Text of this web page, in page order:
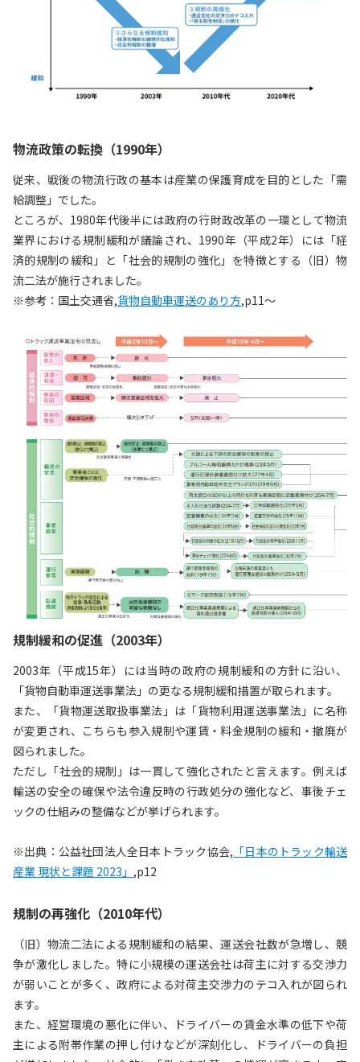
物流政策の転換（1990年）
従来、戦後の物流行政の基本は産業の保護育成を目的とした「需
給調整」でした。
ところが、1980年代後半には政府の行財政改革の一環として物流
業界における規制緩和が議論され、1990年（平成2年）には「経
済的規制の緩和」と「社会的規制の強化」を特徴とする（旧）物
流二法が施行されました。
※参考：国土交通省,貨物自動車運送のあり方,p11～
規制緩和の促進（2003年）
2003年（平成15年）には当時の政府の規制緩和の方針に沿い、
「貨物自動車運送事業法」の更なる規制緩和措置が取られます。
また、「貨物運送取扱事業法」は「貨物利用運送事業法」に名称
が変更され、こちらも参入規制や運賃・料金規制の緩和・撤廃が
図られました。
ただし「社会的規制」は一貫して強化されたと言えます。例えば
輸送の安全の確保や法令違反時の行政処分の強化など、事後チェ
ックの仕組みの整備などが挙げられます。
※出典：公益社団法人全日本トラック協会, 「日本のトラック輸送
産業 現状と課題 2023」 ,p12
規制の再強化（2010年代）
（旧）物流二法による規制緩和の結果、運送会社数が急増し、競
争が激化しました。特に小規模の運送会社は荷主に対する交渉力
が弱いことが多く、政府による対荷主交渉力のテコ入れが図られ
ます。
また、経営環境の悪化に伴い、ドライバーの賃金水準の低下や荷
主による附帯作業の押し付けなどが深刻化し、ドライバーの負担